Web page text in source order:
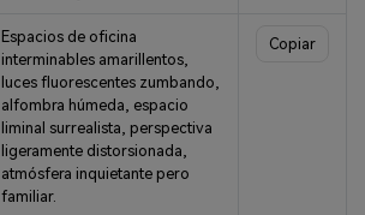
Espacios de oficina
interminables amarillentos,
luces fluorescentes zumbando,
alfombra húmeda, espacio
liminal surrealista, perspectiva
ligeramente distorsionada,
atmósfera inquietante pero
familiar.
Copiar